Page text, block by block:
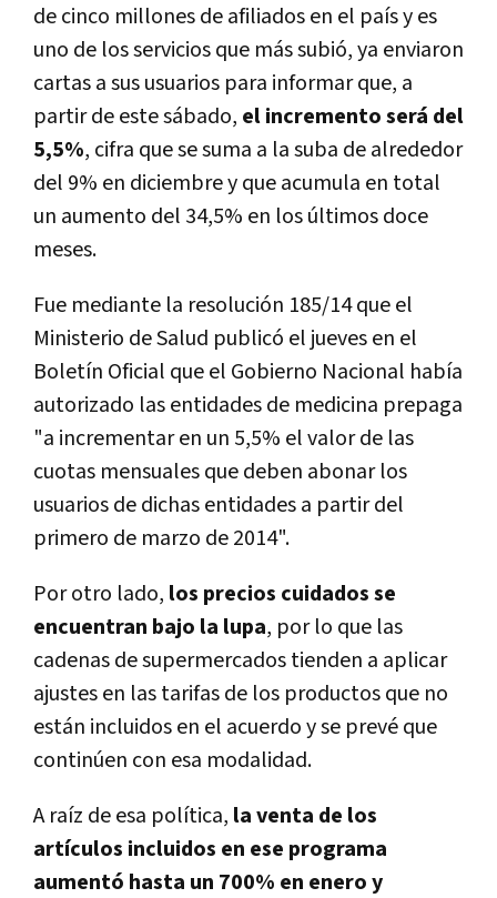
de cinco millones de afiliados en el país y es
uno de los servicios que más subió, ya enviaron
cartas a sus usuarios para informar que, a
partir de este sábado, el incremento será del
5,5%, cifra que se suma a la suba de alrededor
del 9% en diciembre y que acumula en total
un aumento del 34,5% en los últimos doce
meses.
Fue mediante la resolución 185/14 que el
Ministerio de Salud publicó el jueves en el
Boletín Oficial que el Gobierno Nacional había
autorizado las entidades de medicina prepaga
"a incrementar en un 5,5% el valor de las
cuotas mensuales que deben abonar los
usuarios de dichas entidades a partir del
primero de marzo de 2014".
Por otro lado, los precios cuidados se
encuentran bajo la lupa, por lo que las
cadenas de supermercados tienden a aplicar
ajustes en las tarifas de los productos que no
están incluidos en el acuerdo y se prevé que
continúen con esa modalidad.
A raíz de esa política, la venta de los
artículos incluidos en ese programa
aumentó hasta un 700% en enero y